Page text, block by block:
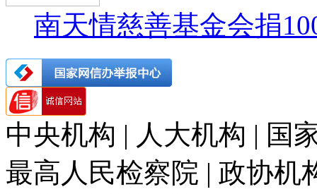
南天情慈善基金会捐
中央机构 | 人大机构 | 国
最高人民检察院 | 政协机